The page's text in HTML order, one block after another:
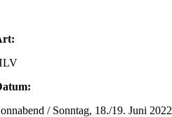
/ Sonntag, 18./19. Juni 2022